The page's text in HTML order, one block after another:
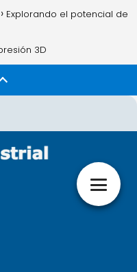
Explorando el potencial de
3D